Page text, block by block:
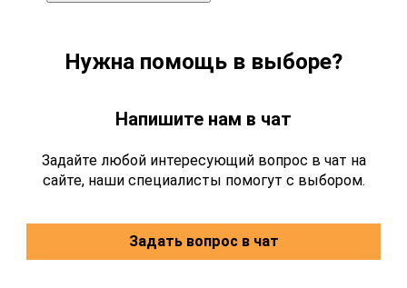
Нужна помощь в выборе?
Напишите нам в чат
Задайте любой интересующий вопрос в чат на
сайте, наши специалисты помогут с выбором.
Задать вопрос в чат